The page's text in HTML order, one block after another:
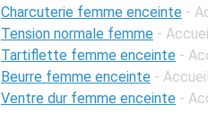
Charcuterie femme enceinte -
Tension normale femme -
Tartiflette femme enceinte -
Beurre femme enceinte -
Ventre dur femme enceinte -